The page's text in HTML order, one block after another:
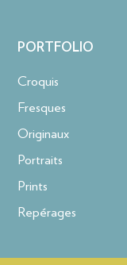
PORTFOLIO
Croquis
Fresques
Originaux
Portraits
Prints
Repérages